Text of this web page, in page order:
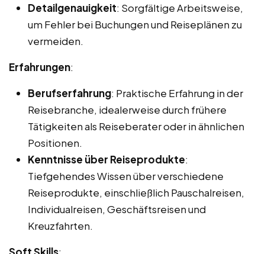
Detailgenauigkeit: Sorgfältige Arbeitsweise,
um Fehler bei Buchungen und Reiseplänen zu
vermeiden.
Erfahrungen:
Berufserfahrung: Praktische Erfahrung in der
Reisebranche, idealerweise durch frühere
Tätigkeiten als Reiseberater oder in ähnlichen
Positionen.
Kenntnisse über Reiseprodukte:
Tiefgehendes Wissen über verschiedene
Reiseprodukte, einschließlich Pauschalreisen,
Individualreisen, Geschäftsreisen und
Kreuzfahrten.